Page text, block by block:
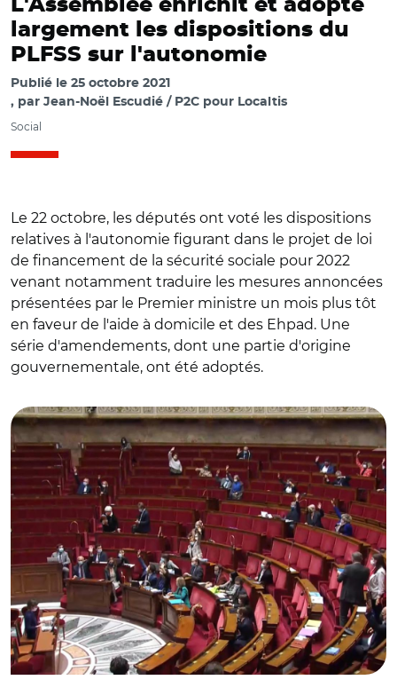
L'Assemblée enrichit et adopte
largement les dispositions du
PLFSS sur l'autonomie
Publié le 25 octobre 2021
par Jean-Noël Escudié / P2C pour Localtis
Social
Le 22 octobre, les députés ont voté les dispositions
relatives à l'autonomie figurant dans le projet de loi
de financement de la sécurité sociale pour 2022
venant notamment traduire les mesures annoncées
présentées par le Premier ministre un mois plus tôt
en faveur de l'aide à domicile et des Ehpad. Une
série d'amendements, dont une partie d'origine
gouvernementale, ont été adoptés.
© Capture vidéo Assemblée nationale/ Vote du projet de